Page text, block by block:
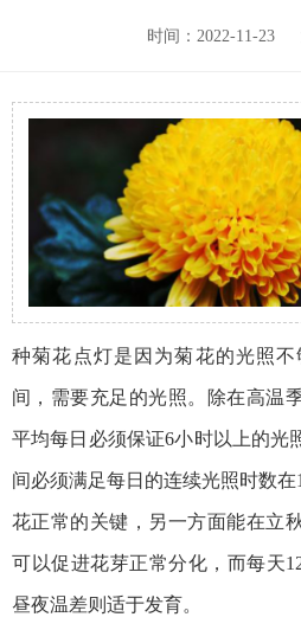
时间：2022-11-23
种菊花点灯是因为菊花的光照
间，需要充足的光照。除在高温
平均每日必须保证6小时以上的光
间必须满足每日的连续光照时数
花正常的关键，另一方面能在立
可以促进花芽正常分化，而每天
昼夜温差则适于发育。